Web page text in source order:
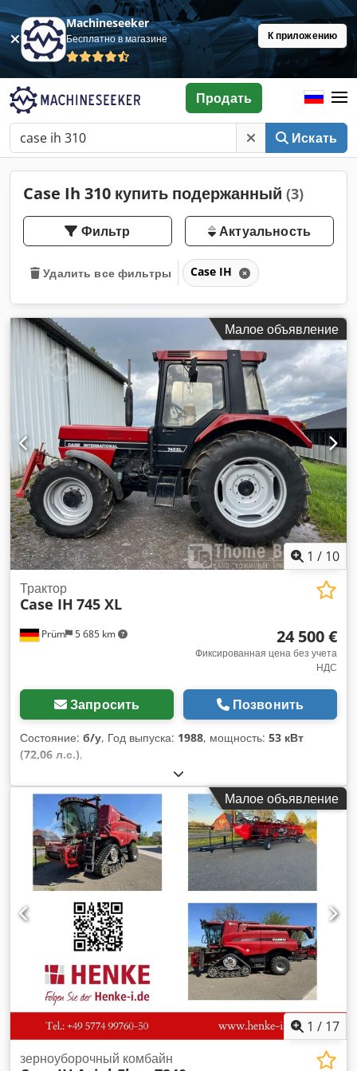
Machineseeker
Бесплатно в магазине К приложению
Искать
Продать
Case Ih 310 купить подержанный (3)
Фильтр Актуальность
Удалить все фильтры Case IH
Малое объявление
1 / 10
Prüm 5 685 km
Трактор
Case IH 745 XL
24 500 €
Фиксированная цена без учета
НДС
Запросить Позвонить
Состояние: б/у, Год выпуска: 1988, мощность: 53 кВт
(72,06 л.с.),
Малое объявление
1 / 17
зерноуборочный комбайн